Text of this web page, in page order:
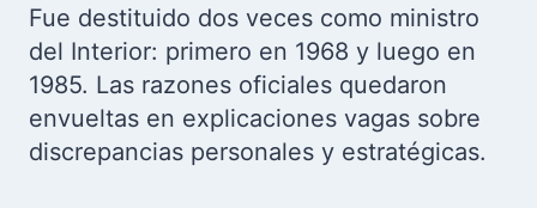
Fue destituido dos veces como ministro
del Interior: primero en 1968 y luego en
1985. Las razones oficiales quedaron
envueltas en explicaciones vagas sobre
discrepancias personales y estratégicas.